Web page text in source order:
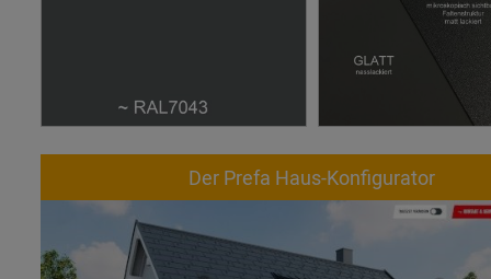
Der Prefa Haus-Konfigurator